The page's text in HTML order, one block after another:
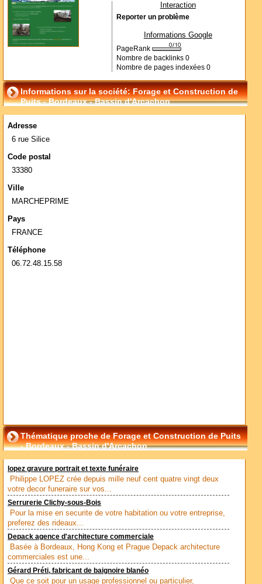
Interaction
Reporter un problème
Informations Google
PageRank
Nombre de backlinks 0
Nombre de pages indexées 0
Informations sur la société: Forage et Construction de
Puits - Bordeaux - Bassin d'Arcachon
Adresse
6 rue Silice
Code postal
33380
Ville
MARCHEPRIME
Pays
FRANCE
Téléphone
06.72.48.15.58
Thématique proche de Forage et Construction de Puits
- Bordeaux - Bassin d'Arcachon
lopez gravure portrait et texte funéraire
Philippe LOPEZ crée depuis mille neuf cent quatre vingt deux
votre decor funeraire sur vos...
Serrurerie Clichy-sous-Bois
Pour la mise en securite de votre habitation ou votre entreprise,
preferez des rideaux...
Depack agence d'architecture commerciale
Basée à Bordeaux, Hong Kong et Prague Depack architecture
commerciales est une...
Gérard Préti, fabricant de baignoire blanéo
Que ce soit pour un usage professionnel ou particulier,